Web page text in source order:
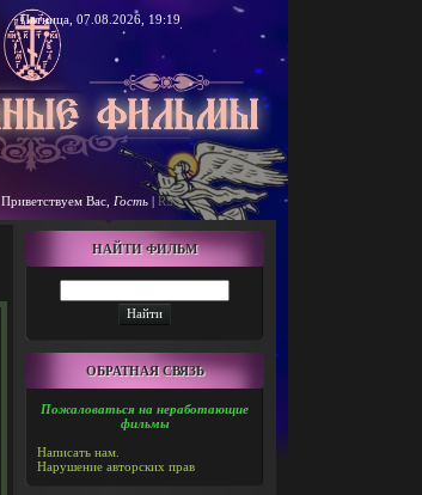
Пятница, 07.08.2026, 19:19
Приветствуем Вас Гость | RSS
НАЙТИ ФИЛЬМ
ОБРАТНАЯ СВЯЗЬ
Пожаловаться на неработающие
фильмы
Написать нам.
Нарушение авторских прав